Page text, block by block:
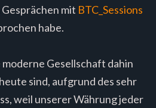
mit BTC_Sessions
habe.
moderne Gesellschaft dahin
sind, aufgrund des sehr
weil unserer Währung jeder